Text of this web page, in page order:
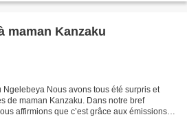
maman Kanzaku
Ngelebeya Nous avons tous été surpris et
de maman Kanzaku. Dans notre bref
affirmions que c’est grâce aux émissions